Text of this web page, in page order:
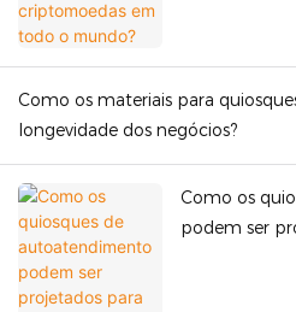
Como os materiais para
longevidade dos negócios?
Como os
podem ser